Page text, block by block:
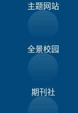
主题网站
全景校园
期刊社